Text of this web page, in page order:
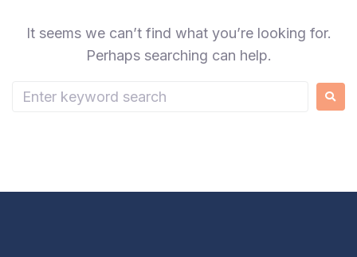
It seems we can’t find what you’re looking for.
Perhaps searching can help.